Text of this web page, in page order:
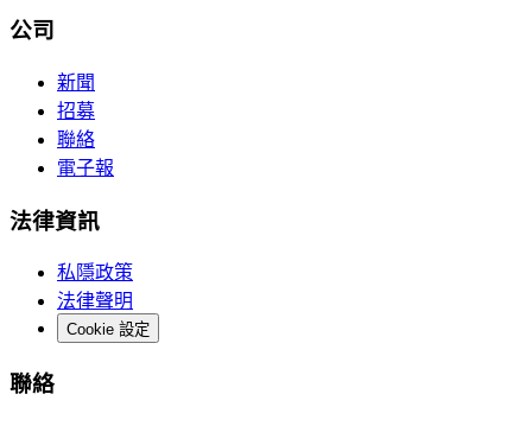
公司
新聞
招募
聯絡
電子報
法律資訊
私隱政策
法律聲明
Cookie 設定
聯絡